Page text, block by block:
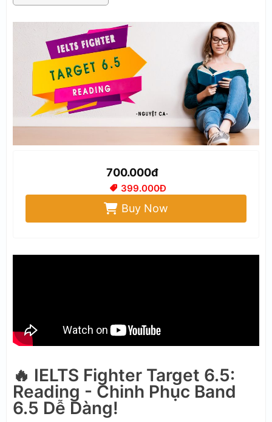
700.000đ
399.000Đ
Buy Now
🔥 IELTS Fighter Target 6.5:
Reading - Chinh Phục Band
6.5 Dễ Dàng!